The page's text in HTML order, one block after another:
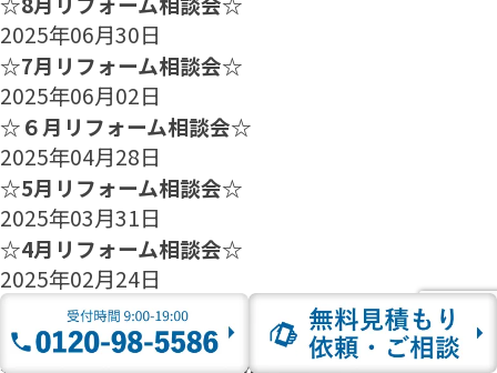
2025年06月30日
☆7月リフォーム相談会☆
2025年06月02日
☆６月リフォーム相談会☆
2025年04月28日
☆5月リフォーム相談会☆
2025年03月31日
☆4月リフォーム相談会☆
2025年02月24日
☆3月リフォーム相談会☆
2025年01月27日